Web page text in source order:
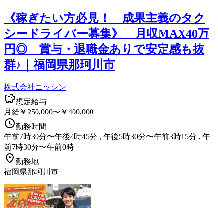
《稼ぎたい方必見！ 成果主義のタク
シードライバー募集》 月収MAX40万
円◎ 賞与・退職金ありで安定感も抜
群♪｜福岡県那珂川市
株式会社ニッシン
想定給与
月給￥250,000〜￥400,000
勤務時間
午前7時30分〜午後4時45分 , 午後5時30分〜午前3時15分 , 午
前7時30分〜午前0時
勤務地
福岡県那珂川市